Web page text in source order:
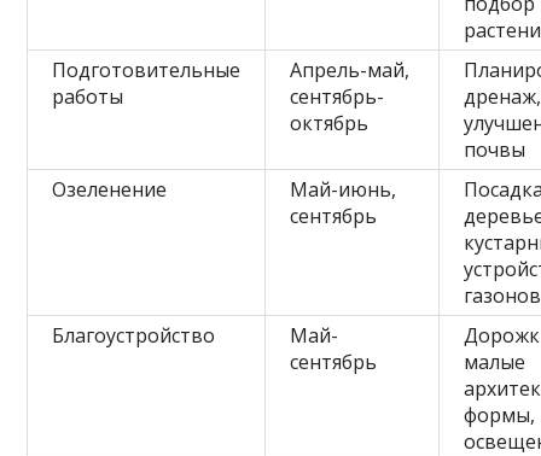
Подготовительные
работы
Апрель-май,
сентябрь-
октябрь
дренаж,
почвы
Озеленение
Май-июнь,
сентябрь
газонов
Благоустройство
Май-
сентябрь
малые
формы,